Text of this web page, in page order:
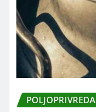
POLJOPRIVREDA